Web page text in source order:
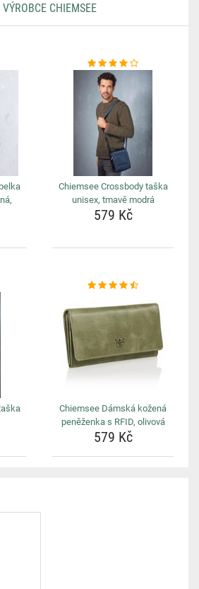
CHIEMSEE
Chiemsee Crossbody taška
unisex, tmavě modrá
579 Kč
Chiemsee Dámská kožená
peněženka s RFID, olivová
579 Kč